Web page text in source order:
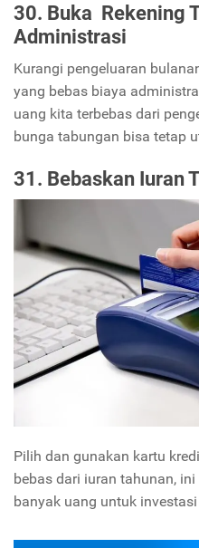
30. Buka Rekening
Administrasi
Kurangi pengeluaran
yang bebas biaya
uang kita terbebas dari
bunga tabungan bisa tetap
31. Bebaskan Iuran
Pilih dan gunakan kartu
bebas dari iuran tahunan,
banyak uang untuk